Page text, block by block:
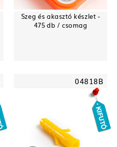
Szeg és akasztó készlet -
475 db / csomag
04818B